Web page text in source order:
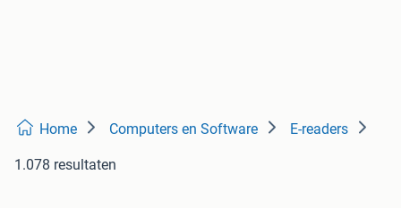
Home Computers en Software E-readers
1.078 resultaten